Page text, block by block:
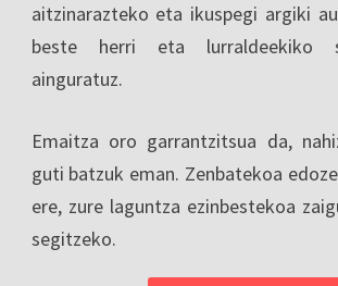
aitzinarazteko eta ikuspegi argiki
beste herri eta lurraldeekiko
ainguratuz.
Emaitza oro garrantzitsua da,
guti batzuk eman. Zenbatekoa
ere, zure laguntza ezinbestekoa
segitzeko.